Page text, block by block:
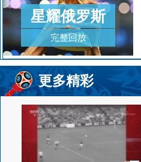
星耀俄罗斯
完整回放
更多精彩